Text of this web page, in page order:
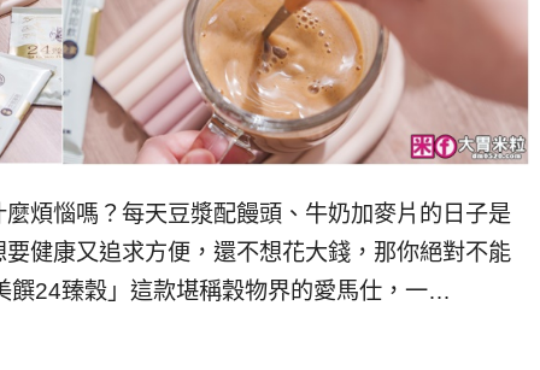
煩惱嗎？每天豆漿配饅頭、牛奶加麥片的日子是
健康又追求方便，還不想花大錢，那你絕對不能
饌24臻穀」這款堪稱穀物界的愛馬仕，一…